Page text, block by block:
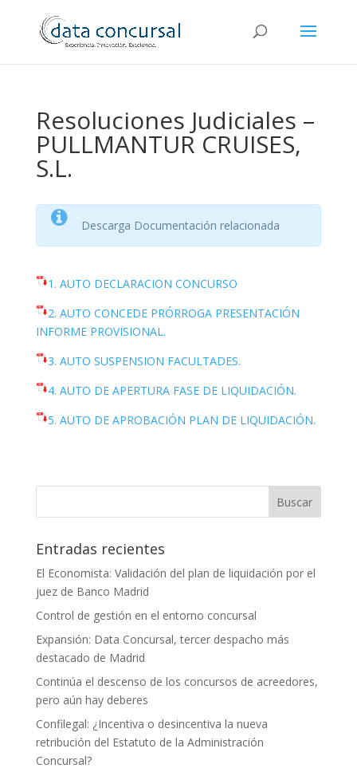
Resoluciones Judiciales –
PULLMANTUR CRUISES,
S.L.
Descarga Documentación relacionada
1. AUTO DECLARACION CONCURSO
2. AUTO CONCEDE PRÓRROGA PRESENTACIÓN
INFORME PROVISIONAL.
3. AUTO SUSPENSION FACULTADES.
4. AUTO DE APERTURA FASE DE LIQUIDACIÓN.
5. AUTO DE APROBACIÓN PLAN DE LIQUIDACIÓN.
Entradas recientes
El Economista: Validación del plan de liquidación por el
juez de Banco Madrid
Control de gestión en el entorno concursal
Expansión: Data Concursal, tercer despacho más
destacado de Madrid
Continúa el descenso de los concursos de acreedores,
pero aún hay deberes
Confilegal: ¿Incentiva o desincentiva la nueva
retribución del Estatuto de la Administración
Concursal?